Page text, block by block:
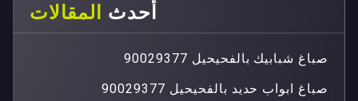
أحدث المقالات
صباغ شبابيك بالفحيحيل 90029377
صباغ ابواب حديد بالفحيحيل 90029377